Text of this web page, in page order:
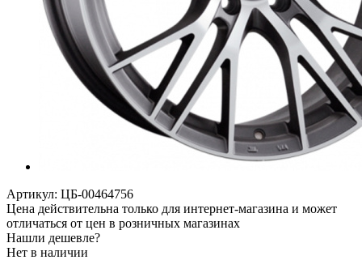
Артикул: ЦБ-00464756
Цена действительна только для интернет-магазина и может
отличаться от цен в розничных магазинах
Нашли дешевле?
Нет в наличии